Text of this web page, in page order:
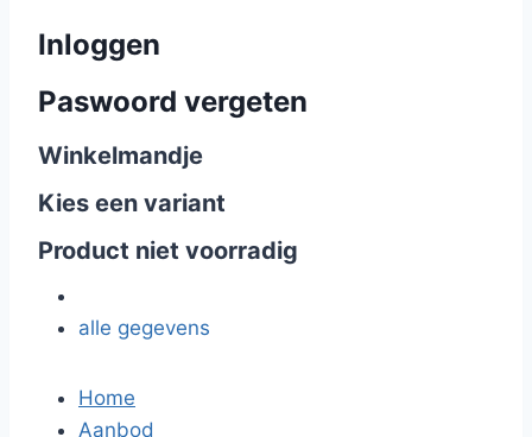
Inloggen
Paswoord vergeten
Winkelmandje
Kies een variant
Product niet voorradig
alle gegevens
Home
Aanbod